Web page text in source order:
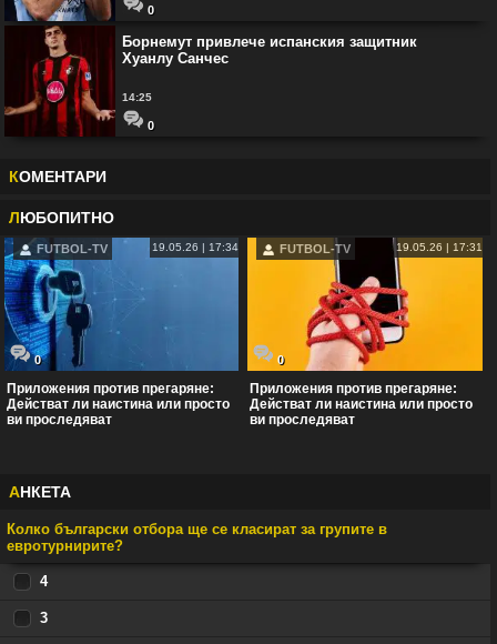
0
Борнемут привлече испанския защитник
Хуанлу Санчес
14:25
0
КОМЕНТАРИ
ЛЮБОПИТНО
FUTBOL-TV 19.05.26 | 17:34
0
Приложения против прегаряне:
Действат ли наистина или просто
ви проследяват
FUTBOL-TV 19.05.26 | 17:31
0
Приложения против прегаряне:
Действат ли наистина или просто
ви проследяват
АНКЕТА
Колко български отбора ще се класират за групите в
евротурнирите?
4
3